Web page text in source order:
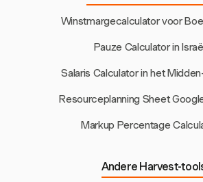
Winstmargecalculator voor
Pauze Calculator in Israël
Salaris Calculator in het
Resourceplanning Sheet
Markup Percentage
Andere Harvest-